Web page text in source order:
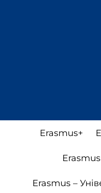
Erasmus+
Erasmus –